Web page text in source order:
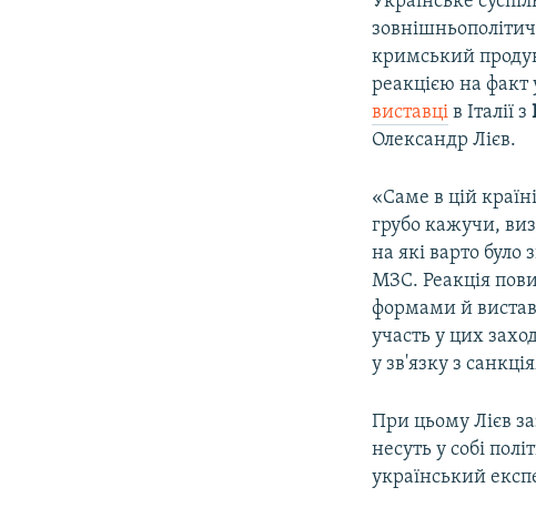
кримський
реакцією на факт
виставці в Італії з
Олександр Лієв.
«Саме в цій
грубо кажучи,
на які варто було
МЗС. Реакція
формами й
участь у цих
у зв'язку з
При цьому Лієв
несуть у собі
український